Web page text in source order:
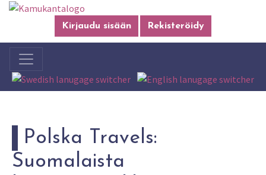
Kirjaudu sisään Rekisteröidy
Polska Travels:
Suomalaista